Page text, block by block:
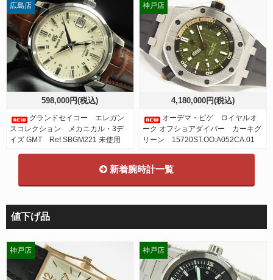
598,000円(税込)
グランドセイコー エレガン
スコレクション メカニカル・3デ
イズ GMT Ref.SBGM221 未使用
広島店
4,180,000円(税込)
オーデマ・ピゲ ロイヤルオ
ーク オフショアダイバー カーキグ
リーン 15720ST.OO.A052CA.01
神戸店
新着腕時計一覧
値下げ品
神戸店 神戸店